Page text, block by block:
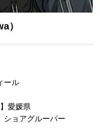
）
ール
愛媛県
ショアグルーパー